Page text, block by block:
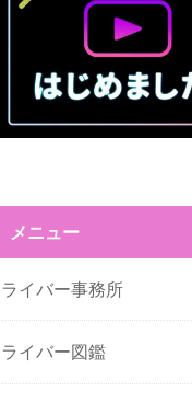
メニュー
ライバー事務所
ライバー図鑑